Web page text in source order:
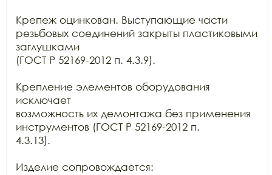
Крепеж оцинкован. Выступающие части
резьбовых соединений закрыты пластиковыми
заглушками
(ГОСТ Р 52169-2012 п. 4.3.9).
Крепление элементов оборудования
исключает
возможность их демонтажа без применения
инструментов (ГОСТ Р 52169-2012 п.
4.3.13).
Изделие сопровождается: